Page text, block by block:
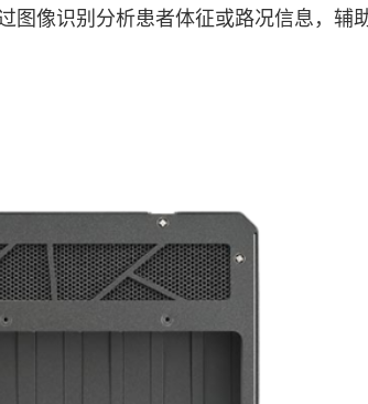
像识别分析患者体征或路况信息，辅